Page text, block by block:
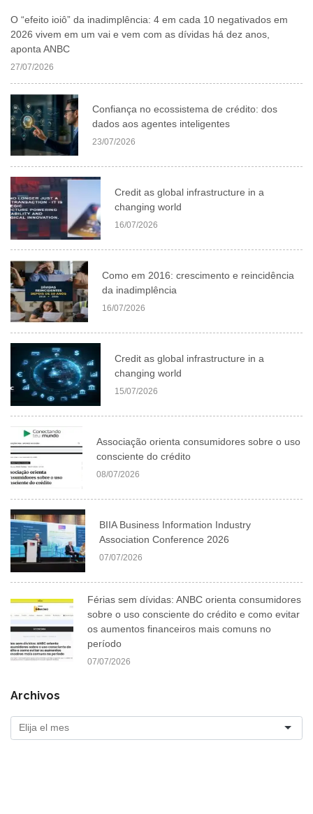
O “efeito ioiô” da inadimplência: 4 em cada 10 negativados em
2026 vivem em um vai e vem com as dívidas há dez anos,
aponta ANBC
27/07/2026
Confiança no ecossistema de crédito: dos
dados aos agentes inteligentes
23/07/2026
Credit as global infrastructure in a
changing world
16/07/2026
Como em 2016: crescimento e reincidência
da inadimplência
16/07/2026
Credit as global infrastructure in a
changing world
15/07/2026
Associação orienta consumidores sobre o uso
consciente do crédito
08/07/2026
BIIA Business Information Industry
Association Conference 2026
07/07/2026
Férias sem dívidas: ANBC orienta consumidores
sobre o uso consciente do crédito e como evitar
os aumentos financeiros mais comuns no
período
07/07/2026
Archivos